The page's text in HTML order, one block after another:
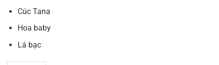
Cúc Tana
Hoa baby
Lá bạc